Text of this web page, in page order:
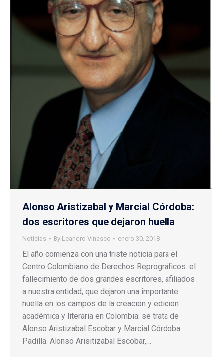
Alonso Aristizabal y Marcial Córdoba:
dos escritores que dejaron huella
Noticias By Leandro Vinasco enero 30, 2018
El año comienza con una triste noticia para el
Centro Colombiano de Derechos Reprográficos: el
fallecimiento de dos grandes escritores, afiliados
a nuestra entidad, que dejaron una importante
huella en los campos de la creación y edición
académica y literaria en Colombia: se trata de
Alonso Aristizabal Escobar y Marcial Córdoba
Padilla. Alonso Arisitizabal Escobar,…